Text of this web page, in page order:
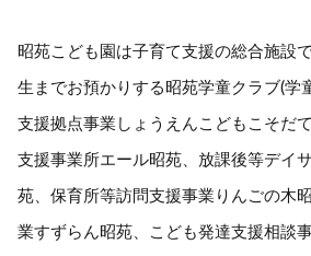
昭苑こども園は子育て支援の総合施設
生までお預かりする昭苑学童クラブ(学
支援拠点事業しょうえんこどもこそだ
支援事業所エール昭苑、放課後等デイ
苑、保育所等訪問支援事業りんごの木
業すずらん昭苑、こども発達支援相談